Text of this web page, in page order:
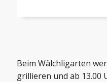
Beim Wälchligarten
grillieren und ab 13.00